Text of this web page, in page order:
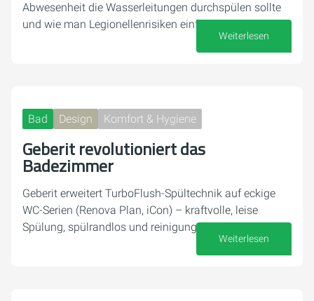
Abwesenheit die Wasserleitungen durchspülen sollte
und wie man Legionellenrisiken einfach reduziert.
Weiterlesen
Bad Design Komfort & Hygiene
Geberit revolutioniert das
Badezimmer
Geberit erweitert TurboFlush-Spültechnik auf eckige
WC-Serien (Renova Plan, iCon) – kraftvolle, leise
Spülung, spülrandlos und reinigungsfreundlich
Weiterlesen